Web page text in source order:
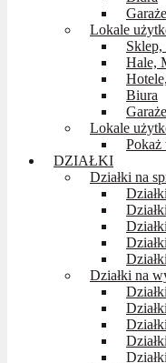
Garaże
Lokale
Sklep,
Hale,
Biura
Garaże
Lokale
Pokaż
DZIAŁKI
Działki na
Działki na